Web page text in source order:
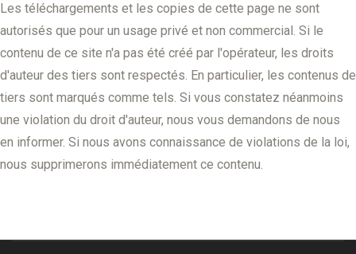
Les téléchargements et les copies de cette page ne sont
autorisés que pour un usage privé et non commercial. Si le
contenu de ce site n'a pas été créé par l'opérateur, les droits
d'auteur des tiers sont respectés. En particulier, les contenus de
tiers sont marqués comme tels. Si vous constatez néanmoins
une violation du droit d'auteur, nous vous demandons de nous
en informer. Si nous avons connaissance de violations de la loi,
nous supprimerons immédiatement ce contenu.